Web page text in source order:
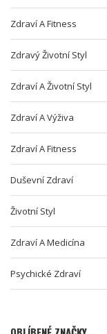
Zdraví A Fitness
Zdravý Životní Styl
Zdraví A Životní Styl
Zdraví A Výživa
Zdraví A Fitness
Duševní Zdraví
Životní Styl
Zdraví A Medicína
Psychické Zdraví